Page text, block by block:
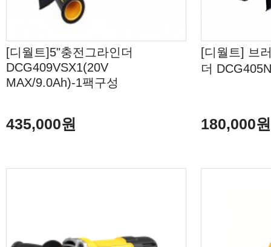
[디월트]5"충전그라인더
DCG409VSX1(20V
MAX/9.0Ah)-1팩구성
435,000원
[디월트] 브
더
180,000원